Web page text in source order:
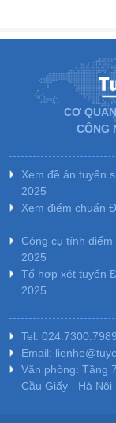
CƠ
CÔNG
Xem đề án tuyển
2025
Xem điểm chuẩn
Công cụ tính điểm
2025
Tổ hợp xét tuyển
2025
Tel:
Email:
Văn phòng: Tầng
Cầu Giấy - Hà Nội